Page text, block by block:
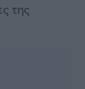
της